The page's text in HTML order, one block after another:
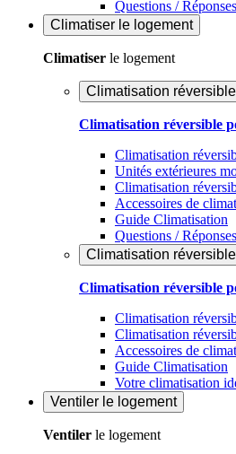
Questions /
Climatiser le logement
Climatiser le logement
Climatisation
Climatisation réversible
Climatisation
Unités extérieures
Climatisation
Accessoires de
Guide Climatisation
Questions /
Climatisation
Climatisation réversible
Climatisation
Climatisation
Accessoires de
Guide Climatisation
Votre climatisation
Ventiler le logement
Ventiler le logement